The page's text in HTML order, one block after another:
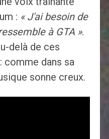
: « J'ai besoin de
à GTA ».
delà de ces
comme dans sa
sonne creux.